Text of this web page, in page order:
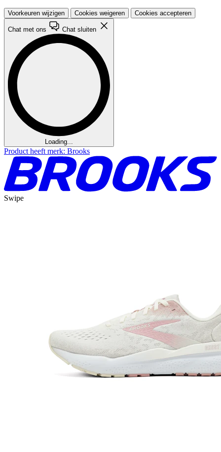
Voorkeuren wijzigen Cookies weigeren Cookies accepteren
Chat met ons Chat sluiten
Loading...
Product heeft merk: Brooks
Swipe